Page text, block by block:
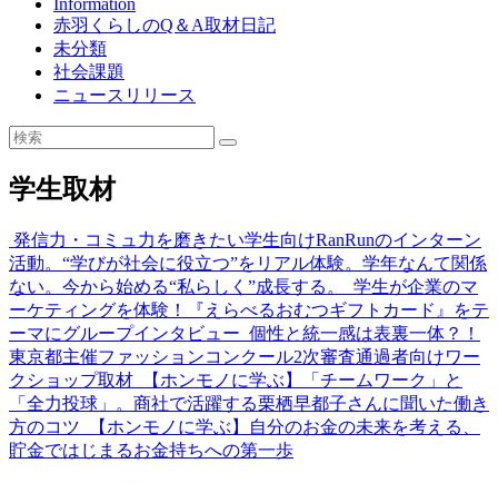
赤羽くらしのQ＆A取材日記
未分類
社会課題
ニュースリリース
学生取材
発信力・コミュ力を磨きたい学生向けRanRunのインターン
活動。“学びが社会に役立つ”をリアル体験。学年なんて関係
ない。今から始める“私らしく”成長する。
学生が企業のマ
ーケティングを体験！『えらべるおむつギフトカード』をテ
ーマにグループインタビュー 個性と統一感は表裏一体？！
東京都主催ファッションコンクール2次審査通過者向けワー
クショップ取材
【ホンモノに学ぶ】「チームワーク」と
「全力投球」。商社で活躍する栗栖早都子さんに聞いた働き
方のコツ
【ホンモノに学ぶ】自分のお金の未来を考える、
貯金ではじまるお金持ちへの第一歩